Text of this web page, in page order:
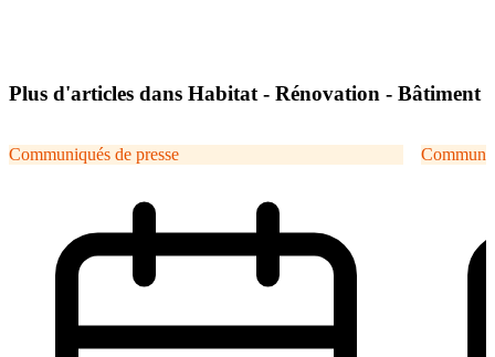
Plus d'articles dans Habitat - Rénovation - Bâtiment
Communiqués de presse